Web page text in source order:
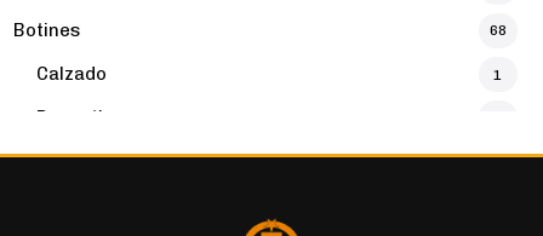
Botines 68
Calzado 1
Deportivo
Botines 16